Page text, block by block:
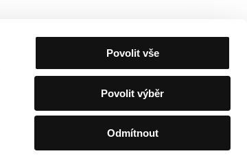
Povolit vše
Povolit výběr
Odmítnout